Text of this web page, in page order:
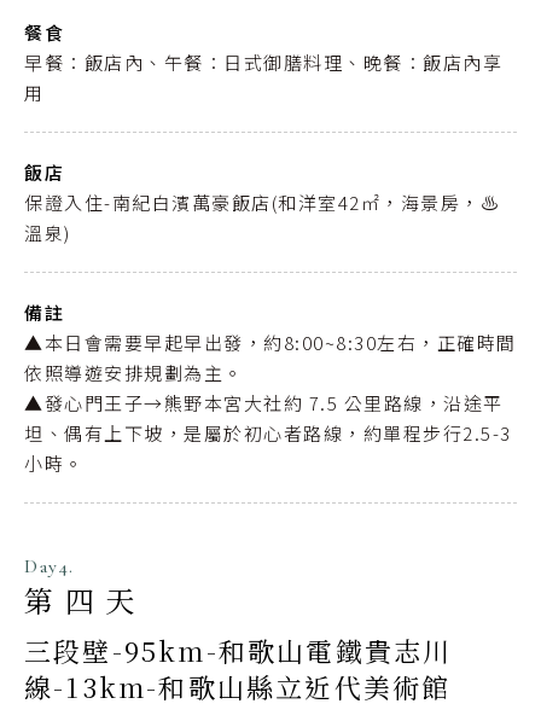
餐食
早餐：飯店內、午餐：日式御膳料理、晚餐：飯店內享
用
飯店
保證入住-南紀白濱萬豪飯店(和洋室42㎡，海景房，♨️
溫泉)
備註
▲本日會需要早起早出發，約8:00~8:30左右，正確時間
依照導遊安排規劃為主。
▲發心門王子→熊野本宮大社約 7.5 公里路線，沿途平
坦、偶有上下坡，是屬於初心者路線，約單程步行2.5-3
小時。
Day4.
第四天
三段壁-95km-和歌山電鐵貴志川
線-13km-和歌山縣立近代美術館